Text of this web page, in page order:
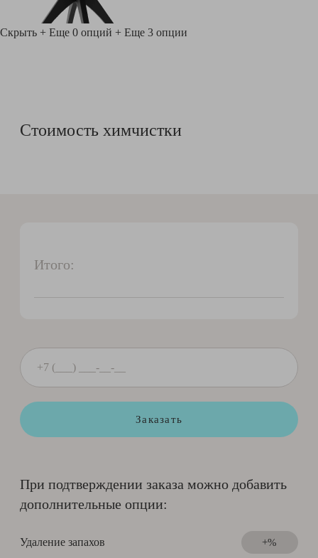
Скрыть + Еще 0 опций + Еще 3 опции
Стоимость химчистки
Итого:
Заказать
При подтверждении заказа можно добавить
дополнительные опции:
Удаление запахов +%